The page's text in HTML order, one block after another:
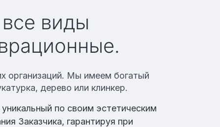
виды
организаций. Мы имеем богатый
дерево или клинкер.
по своим эстетическим
Заказчика, гарантируя при